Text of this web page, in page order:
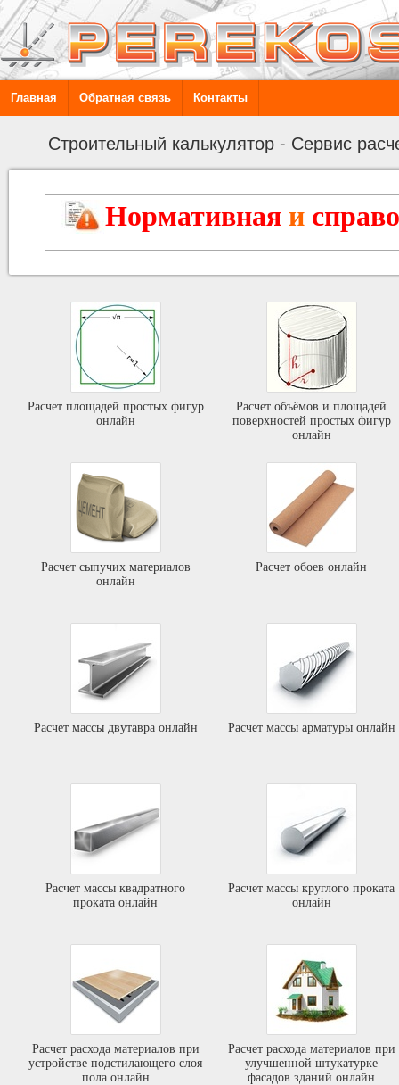
Главная Обратная связь Контакты
Строительный калькулятор - Сервис
Нормативная и
Расчет площадей простых фигур
онлайн
Расчет объёмов и площадей
поверхностей простых фигур
онлайн
Расчет сыпучих материалов
онлайн
Расчет обоев онлайн
Расчет массы двутавра онлайн Расчет массы арматуры онлайн
Расчет массы квадратного
проката онлайн
Расчет массы круглого проката
онлайн
Расчет расхода материалов при
устройстве подстилающего слоя
пола онлайн
Расчет расхода материалов при
улучшенной штукатурке
фасадов зданий онлайн